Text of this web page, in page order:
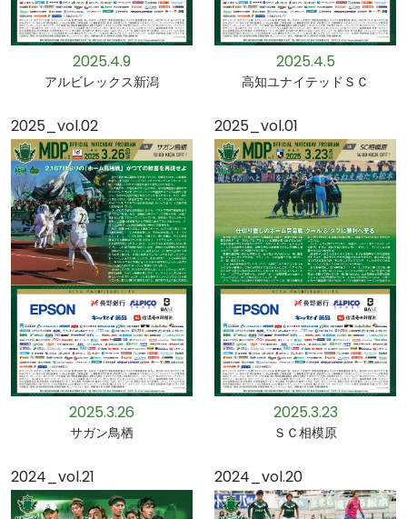
2025.4.9
アルビレックス新潟
2025.4.5
高知ユナイテッドＳＣ
2025_vol.02
2025.3.26
サガン鳥栖
2025_vol.01
2025.3.23
ＳＣ相模原
2024_vol.21 2024_vol.20